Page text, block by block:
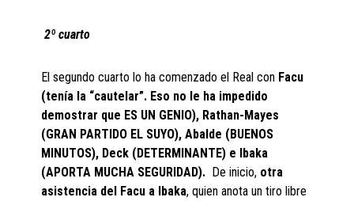
2º cuarto
El segundo cuarto lo ha comenzado el Real con Facu
(tenía la “cautelar”. Eso no le ha impedido
demostrar que ES UN GENIO), Rathan-Mayes
(GRAN PARTIDO EL SUYO), Abalde (BUENOS
MINUTOS), Deck (DETERMINANTE) e Ibaka
(APORTA MUCHA SEGURIDAD). De inicio, otra
asistencia del Facu a Ibaka, quien anota un tiro libre